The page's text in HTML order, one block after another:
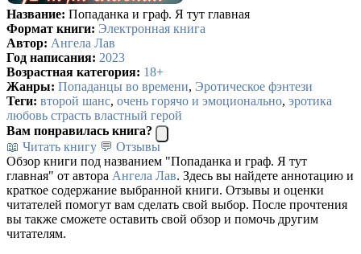
Название: Попаданка и граф. Я тут главная
Формат книги: Электронная книга
Автор: Ангела Лав
Год написания: 2023
Возрастная категория: 18+
Жанры: Попаданцы во времени, Эротическое фэнтези
Теги: второй шанс, очень горячо и эмоционально, эротика
любовь страсть властный герой
Вам понравилась книга?
📖 Читать книгу 💬 Отзывы
Обзор книги под названием "Попаданка и граф. Я тут
главная" от автора Ангела Лав. Здесь вы найдете аннотацию и
краткое содержание выбранной книги. Отзывы и оценки
читателей помогут вам сделать свой выбор. После прочтения
вы также сможете оставить свой обзор и помочь другим
читателям.